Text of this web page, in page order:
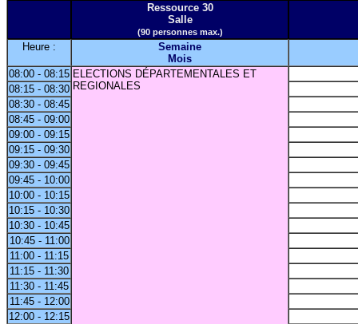
Ressource 30
Salle
(90 personnes max.)
Heure :
Semaine
Mois
08:00 - 08:15 ELECTIONS DÉPARTEMENTALES ET
REGIONALES
08:15 - 08:30
08:30 - 08:45
08:45 - 09:00
09:00 - 09:15
09:15 - 09:30
09:30 - 09:45
09:45 - 10:00
10:00 - 10:15
10:15 - 10:30
10:30 - 10:45
10:45 - 11:00
11:00 - 11:15
11:15 - 11:30
11:30 - 11:45
11:45 - 12:00
12:00 - 12:15